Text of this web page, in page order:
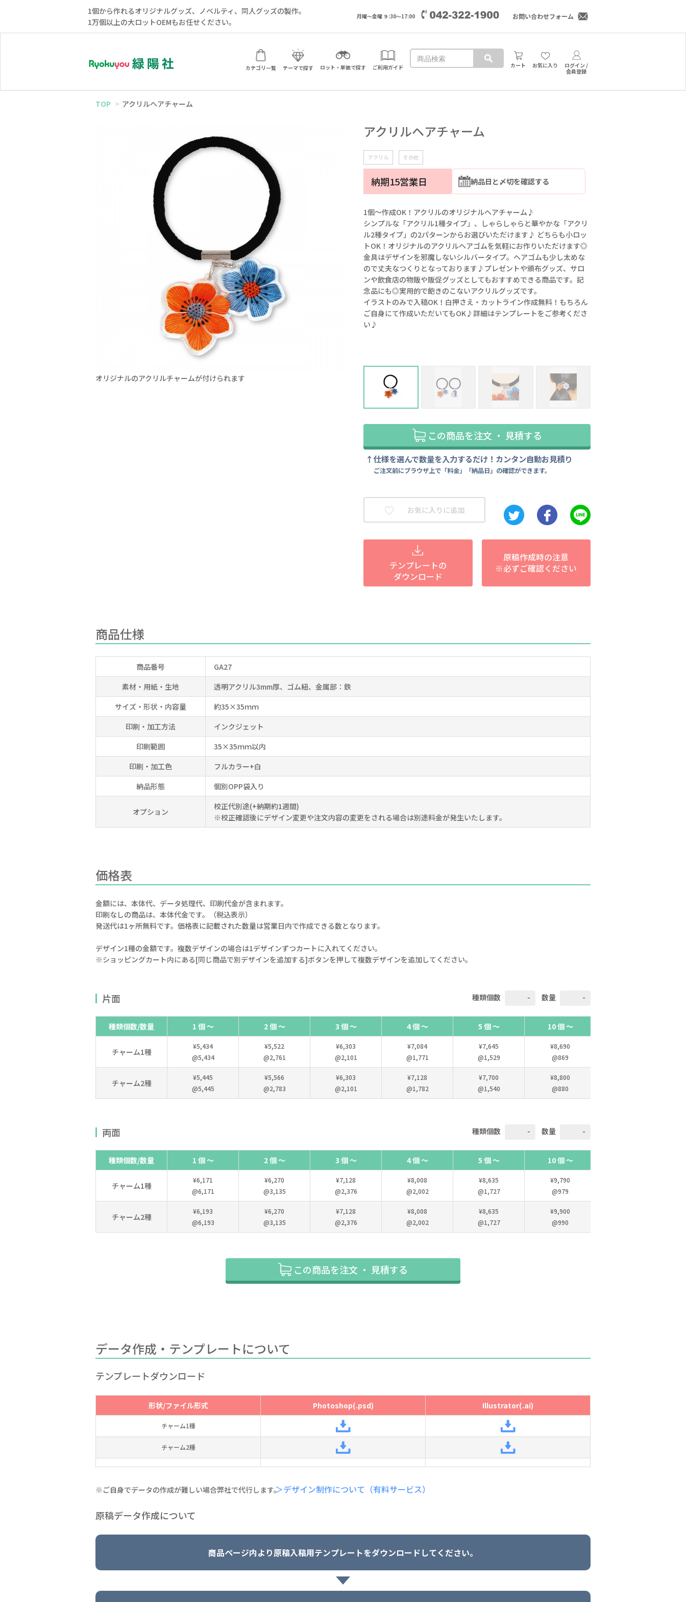
1個から作れるオリジナルグッズ、ノベルティ、同人グッズの製作。
1万個以上の大ロットOEMもお任せください。
月曜～金曜 ９:30～17:00 お問い合わせフォーム
カテゴリ一覧 テーマで探す ロット・単価で探す ご利用ガイド カート お気に入り
ログイン /
会員登録
TOP アクリルヘアチャーム
オリジナルのアクリルチャームが付けられます 左：2種タイプ 右：1種タイプ
アクリルヘアチャーム
アクリル その他
納期15営業日 納品日と〆切を確認する
1個～作成OK！アクリルのオリジナルヘアチャーム♪
シンプルな「アクリル1種タイプ」、しゃらしゃらと華やかな「アクリ
ル2種タイプ」の2パターンからお選びいただけます♪ どちらも小ロッ
トOK！オリジナルのアクリルヘアゴムを気軽にお作りいただけます◎
金具はデザインを邪魔しないシルバータイプ。ヘアゴムも少し太めな
ので丈夫なつくりとなっております♪プレゼントや頒布グッズ、サロ
ンや飲食店の物販や販促グッズとしてもおすすめできる商品です。記
念品にも◎実用的で飽きのこないアクリルグッズです。
イラストのみで入稿OK！白押さえ・カットライン作成無料！もちろん
ご自身にて作成いただいてもOK♪詳細はテンプレートをご参考くださ
い♪
この商品を注文 ・ 見積する
仕様を選んで数量を入力するだけ！カンタン自動お見積り
ご注文前にブラウザ上で「料金」「納品日」の確認ができます。
お気に入りに追加
テンプレートの
ダウンロード
原稿作成時の注意
※必ずご確認ください
商品仕様
商品番号
GA27
素材・用紙・生地
透明アクリル3mm厚、ゴム紐、金属部：鉄
サイズ・形状・内容量
約35×35ｍｍ
印刷・加工方法
インクジェット
印刷範囲
35×35ｍｍ以内
印刷・加工色
フルカラー+白
納品形態
個別OPP袋入り
オプション
校正代別途(+納期約1週間)
※校正確認後にデザイン変更や注文内容の変更をされる場合は別途料金が発生いたします。
価格表
金額には、本体代、データ処理代、印刷代金が含まれます。
印刷なしの商品は、本体代金です。（税込表示）
発送代は1ヶ所無料です。価格表に記載された数量は営業日内で作成できる数となります。
デザイン1種の金額です。複数デザインの場合は1デザインずつカートに入れてください。
※ショッピングカート内にある[同じ商品で別デザインを追加する]ボタンを押して複数デザインを追加してください。
片面 種類個数 数量
種類個数/数量 1 個 ～ 2 個 ～ 3 個 ～ 4 個 ～ 5 個 ～ 10 個 ～
チャーム1種
¥5,434
@5,434
¥5,522
@2,761
¥6,303
@2,101
¥7,084
@1,771
¥7,645
@1,529
¥8,690
@869
チャーム2種
¥5,445
@5,445
¥5,566
@2,783
¥6,303
@2,101
¥7,128
@1,782
¥7,700
@1,540
¥8,800
@880
両面 種類個数 数量
種類個数/数量 1 個 ～ 2 個 ～ 3 個 ～ 4 個 ～ 5 個 ～ 10 個 ～
チャーム1種
¥6,171
@6,171
¥6,270
@3,135
¥7,128
@2,376
¥8,008
@2,002
¥8,635
@1,727
¥9,790
@979
チャーム2種
¥6,193
@6,193
¥6,270
@3,135
¥7,128
@2,376
¥8,008
@2,002
¥8,635
@1,727
¥9,900
@990
この商品を注文 ・ 見積する
データ作成・テンプレートについて
テンプレートダウンロード
形状/ファイル形式 Photoshop(.psd) Illustrator(.ai)
チャーム1種
チャーム2種
※ご自身でデータの作成が難しい場合弊社で代行します。＞デザイン制作について（有料サービス）
原稿データ作成について
商品ページ内より原稿入稿用テンプレートをダウンロードしてください。